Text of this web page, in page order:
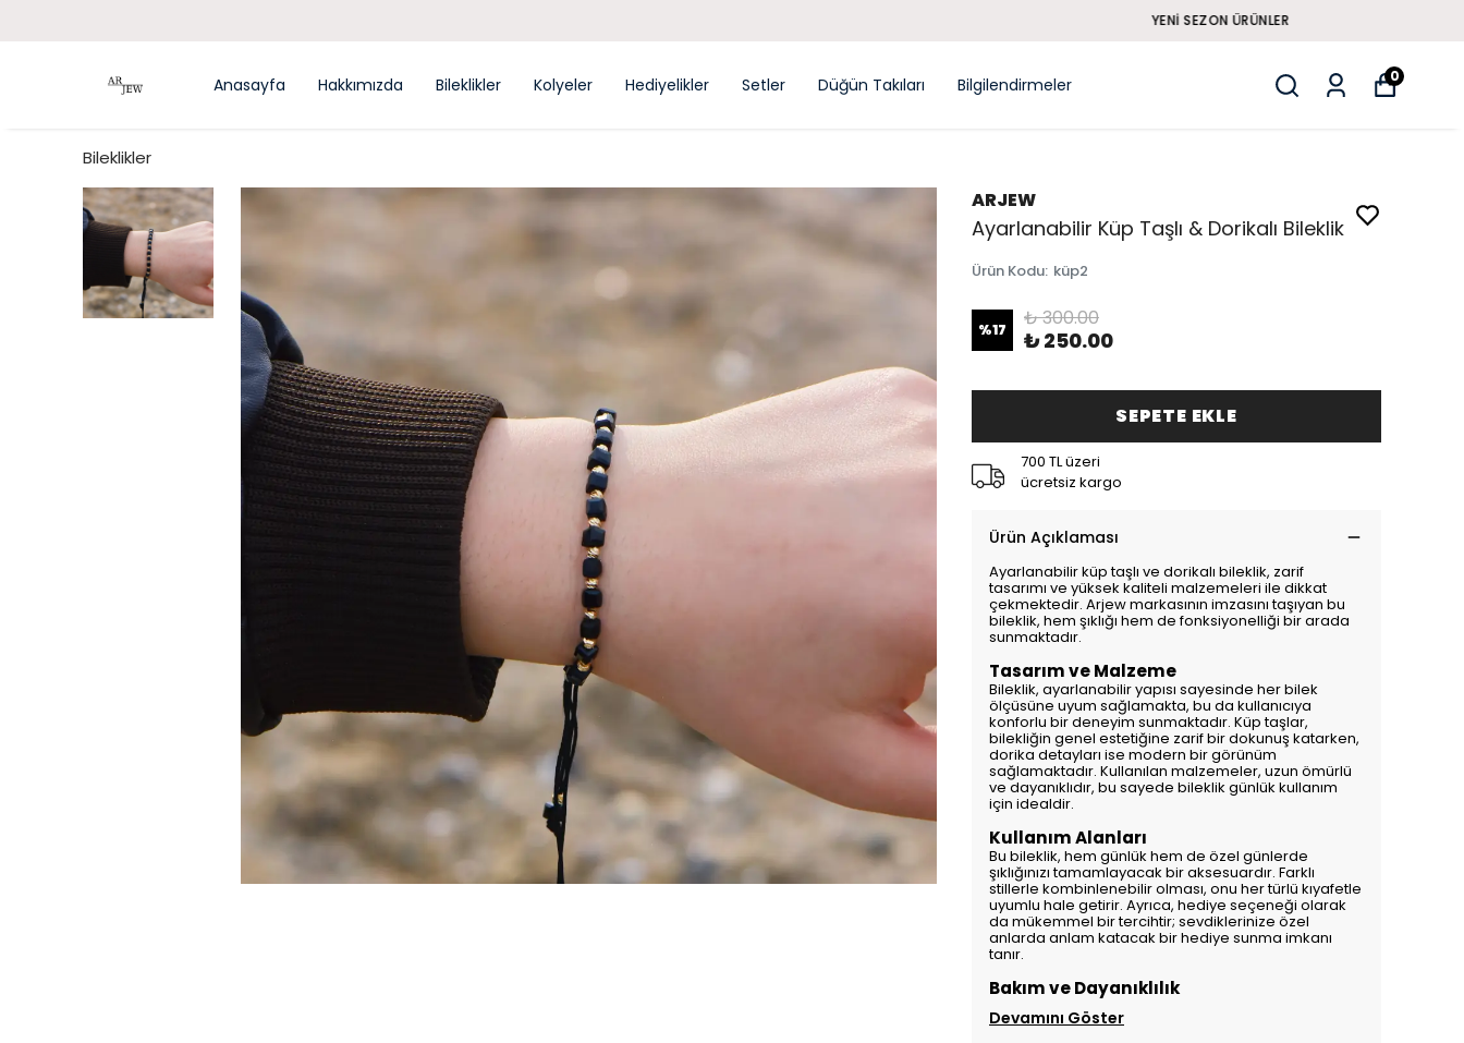
Anasayfa Hakkımızda Bileklikler Kolyeler Hediyelikler Setler Düğün Takıları Bilgilendirmeler 0
Bileklikler
ARJEW
Ayarlanabilir Küp Taşlı & Dorikalı Bileklik
Ürün Kodu: küp2
%17 ₺ 300.00
₺ 250.00
SEPETE EKLE
700 TL üzeri
ücretsiz kargo
Ürün Açıklaması
Ayarlanabilir küp taşlı ve dorikalı bileklik, zarif
tasarımı ve yüksek kaliteli malzemeleri ile dikkat
çekmektedir. Arjew markasının imzasını taşıyan bu
bileklik, hem şıklığı hem de fonksiyonelliği bir arada
sunmaktadır.
Tasarım ve Malzeme
Bileklik, ayarlanabilir yapısı sayesinde her bilek
ölçüsüne uyum sağlamakta, bu da kullanıcıya
konforlu bir deneyim sunmaktadır. Küp taşlar,
bilekliğin genel estetiğine zarif bir dokunuş katarken,
dorika detayları ise modern bir görünüm
sağlamaktadır. Kullanılan malzemeler, uzun ömürlü
ve dayanıklıdır, bu sayede bileklik günlük kullanım
için idealdir.
Kullanım Alanları
Bu bileklik, hem günlük hem de özel günlerde
şıklığınızı tamamlayacak bir aksesuardır. Farklı
stillerle kombinlenebilir olması, onu her türlü kıyafetle
uyumlu hale getirir. Ayrıca, hediye seçeneği olarak
da mükemmel bir tercihtir; sevdiklerinize özel
anlarda anlam katacak bir hediye sunma imkanı
tanır.
Bakım ve Dayanıklılık
Devamını Göster